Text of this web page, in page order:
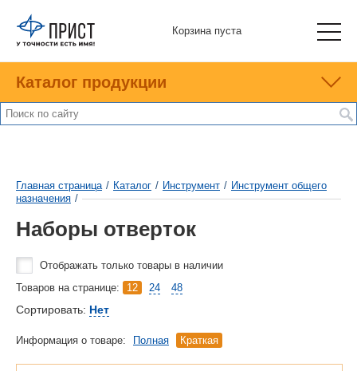
Корзина пуста
Каталог продукции
Главная страница / Каталог / Инструмент / Инструмент общего
назначения /
Наборы отверток
Отображать только товары в наличии
Товаров на странице:
12 24 48
Сортировать: Нет
Информация о товаре: Полная Краткая